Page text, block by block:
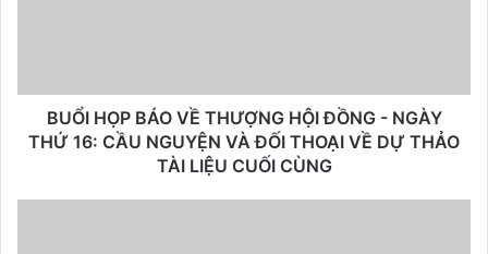
BUỔI HỌP BÁO VỀ THƯỢNG HỘI ĐỒNG - NGÀY
THỨ 16: CẦU NGUYỆN VÀ ĐỐI THOẠI VỀ DỰ THẢO
TÀI LIỆU CUỐI CÙNG